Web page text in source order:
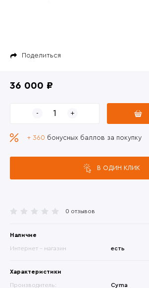
Поделиться
0 отзывов
Наличие
Интернет - магазин есть
Характеристики
Производитель:
Cyma
36 000 ₽
+ 360 бонусных баллов за покупку
В ОДИН КЛИК